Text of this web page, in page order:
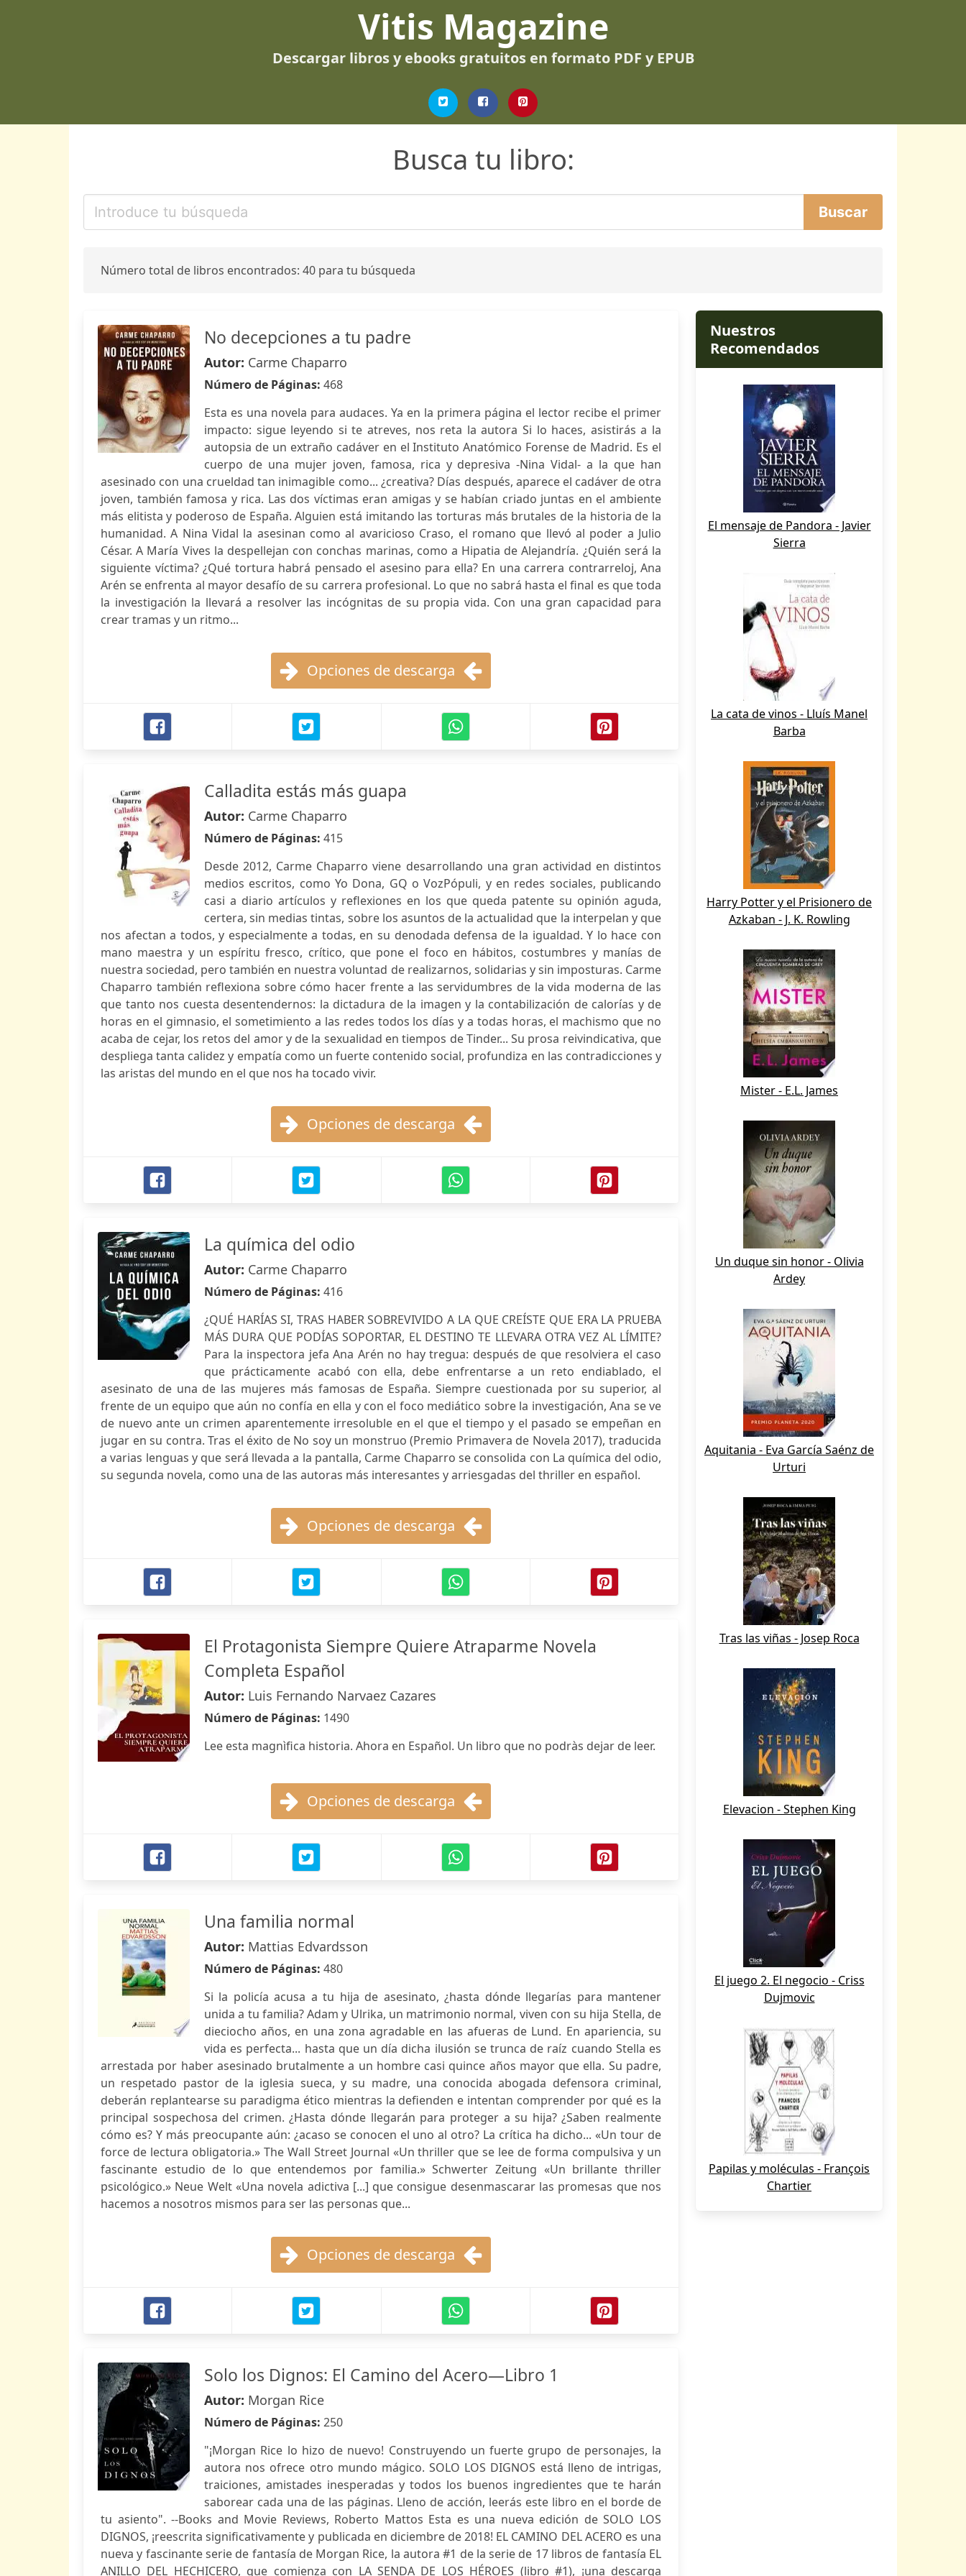
Vitis Magazine
Descargar libros y ebooks gratuitos en formato PDF y EPUB
Busca tu libro:
Número total de libros encontrados: 40 para tu búsqueda
No decepciones a tu padre
Autor: Carme Chaparro
Número de Páginas: 468
Esta es una novela para audaces. Ya en la primera página el lector recibe el primer
impacto: sigue leyendo si te atreves, nos reta la autora Si lo haces, asistirás a la
autopsia de un extraño cadáver en el Instituto Anatómico Forense de Madrid. Es el
cuerpo de una mujer joven, famosa, rica y depresiva -Nina Vidal- a la que han
asesinado con una crueldad tan inimagible como... ¿creativa? Días después, aparece el cadáver de otra
joven, también famosa y rica. Las dos víctimas eran amigas y se habían criado juntas en el ambiente
más elitista y poderoso de España. Alguien está imitando las torturas más brutales de la historia de la
humanidad. A Nina Vidal la asesinan como al avaricioso Craso, el romano que llevó al poder a Julio
César. A María Vives la despellejan con conchas marinas, como a Hipatia de Alejandría. ¿Quién será la
siguiente víctima? ¿Qué tortura habrá pensado el asesino para ella? En una carrera contrarreloj, Ana
Arén se enfrenta al mayor desafío de su carrera profesional. Lo que no sabrá hasta el final es que toda
la investigación la llevará a resolver las incógnitas de su propia vida. Con una gran capacidad para
crear tramas y un ritmo...
Opciones de descarga
Calladita estás más guapa
Autor: Carme Chaparro
Número de Páginas: 415
Desde 2012, Carme Chaparro viene desarrollando una gran actividad en distintos
medios escritos, como Yo Dona, GQ o VozPópuli, y en redes sociales, publicando
casi a diario artículos y reflexiones en los que queda patente su opinión aguda,
certera, sin medias tintas, sobre los asuntos de la actualidad que la interpelan y que
nos afectan a todos, y especialmente a todas, en su denodada defensa de la igualdad. Y lo hace con
mano maestra y un espíritu fresco, crítico, que pone el foco en hábitos, costumbres y manías de
nuestra sociedad, pero también en nuestra voluntad de realizarnos, solidarias y sin imposturas. Carme
Chaparro también reflexiona sobre cómo hacer frente a las servidumbres de la vida moderna de las
que tanto nos cuesta desentendernos: la dictadura de la imagen y la contabilización de calorías y de
horas en el gimnasio, el sometimiento a las redes todos los días y a todas horas, el machismo que no
acaba de cejar, los retos del amor y de la sexualidad en tiempos de Tinder... Su prosa reivindicativa, que
despliega tanta calidez y empatía como un fuerte contenido social, profundiza en las contradicciones y
las aristas del mundo en el que nos ha tocado vivir.
Opciones de descarga
La química del odio
Autor: Carme Chaparro
Número de Páginas: 416
¿QUÉ HARÍAS SI, TRAS HABER SOBREVIVIDO A LA QUE CREÍSTE QUE ERA LA PRUEBA
MÁS DURA QUE PODÍAS SOPORTAR, EL DESTINO TE LLEVARA OTRA VEZ AL LÍMITE?
Para la inspectora jefa Ana Arén no hay tregua: después de que resolviera el caso
que prácticamente acabó con ella, debe enfrentarse a un reto endiablado, el
asesinato de una de las mujeres más famosas de España. Siempre cuestionada por su superior, al
frente de un equipo que aún no confía en ella y con el foco mediático sobre la investigación, Ana se ve
de nuevo ante un crimen aparentemente irresoluble en el que el tiempo y el pasado se empeñan en
jugar en su contra. Tras el éxito de No soy un monstruo (Premio Primavera de Novela 2017), traducida
a varias lenguas y que será llevada a la pantalla, Carme Chaparro se consolida con La química del odio,
su segunda novela, como una de las autoras más interesantes y arriesgadas del thriller en español.
Opciones de descarga
El Protagonista Siempre Quiere Atraparme Novela
Completa Español
Autor: Luis Fernando Narvaez Cazares
Número de Páginas: 1490
Lee esta magnìfica historia. Ahora en Español. Un libro que no podràs dejar de leer.
Opciones de descarga
Una familia normal
Autor: Mattias Edvardsson
Número de Páginas: 480
Si la policía acusa a tu hija de asesinato, ¿hasta dónde llegarías para mantener
unida a tu familia? Adam y Ulrika, un matrimonio normal, viven con su hija Stella, de
dieciocho años, en una zona agradable en las afueras de Lund. En apariencia, su
vida es perfecta... hasta que un día dicha ilusión se trunca de raíz cuando Stella es
arrestada por haber asesinado brutalmente a un hombre casi quince años mayor que ella. Su padre,
un respetado pastor de la iglesia sueca, y su madre, una conocida abogada defensora criminal,
deberán replantearse su paradigma ético mientras la defienden e intentan comprender por qué es la
principal sospechosa del crimen. ¿Hasta dónde llegarán para proteger a su hija? ¿Saben realmente
cómo es? Y más preocupante aún: ¿acaso se conocen el uno al otro? La crítica ha dicho... «Un tour de
force de lectura obligatoria.» The Wall Street Journal «Un thriller que se lee de forma compulsiva y un
fascinante estudio de lo que entendemos por familia.» Schwerter Zeitung «Un brillante thriller
psicológico.» Neue Welt «Una novela adictiva [...] que consigue desenmascarar las promesas que nos
hacemos a nosotros mismos para ser las personas que...
Opciones de descarga
Solo los Dignos: El Camino del Acero—Libro 1
Autor: Morgan Rice
Número de Páginas: 250
"¡Morgan Rice lo hizo de nuevo! Construyendo un fuerte grupo de personajes, la
autora nos ofrece otro mundo mágico. SOLO LOS DIGNOS está lleno de intrigas,
traiciones, amistades inesperadas y todos los buenos ingredientes que te harán
saborear cada una de las páginas. Lleno de acción, leerás este libro en el borde de
tu asiento". --Books and Movie Reviews, Roberto Mattos Esta es una nueva edición de SOLO LOS
DIGNOS, ¡reescrita significativamente y publicada en diciembre de 2018! EL CAMINO DEL ACERO es una
nueva y fascinante serie de fantasía de Morgan Rice, la autora #1 de la serie de 17 libros de fantasía EL
ANILLO DEL HECHICERO, que comienza con LA SENDA DE LOS HÉROES (libro #1), ¡una descarga
Nuestros
Recomendados
El mensaje de Pandora - Javier
Sierra
La cata de vinos - Lluís Manel
Barba
Harry Potter y el Prisionero de
Azkaban - J. K. Rowling
Mister - E.L. James
Un duque sin honor - Olivia
Ardey
Aquitania - Eva García Saénz de
Urturi
Tras las viñas - Josep Roca
Elevacion - Stephen King
El juego 2. El negocio - Criss
Dujmovic
Papilas y moléculas - François
Chartier